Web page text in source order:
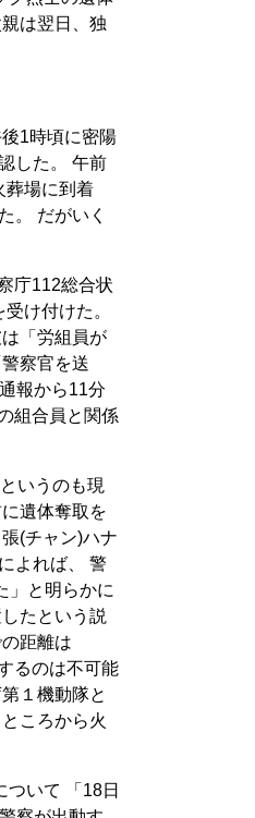
は翌日、独
1時頃に密陽
した。 午前
葬場に到着
。 だがいく
庁112総合状
け付けた。
「労組員が
察官を送
報から11分
組合員と関係
いうのも現
遺体奪取を
(チャン)ハナ
よれば、 警
」と明らかに
たという説
距離は
るのは不可能
１機動隊と
ころから火
いて 「18日